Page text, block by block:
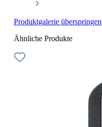
Produktgalerie überspringen
Ähnliche Produkte